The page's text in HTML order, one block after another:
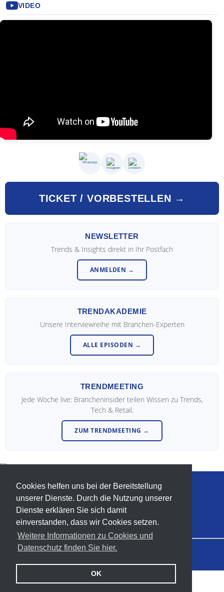
Cookies helfen uns bei der Bereitstellung
unserer Dienste. Durch die Nutzung unserer
Dienste erklären Sie sich damit
einverstanden, dass wir Cookies setzen.
Weitere Informationen zu Cookies und
Datenschutz finden Sie hier.
OK
VIDEO
TICKET / VORBESTELLEN →
NEWSLETTER
Trends & Insights direkt in Ihr Postfach
ANMELDEN →
TRENDAKADEMIE
Unsere Interviewreihe mit Branchen-Experten
ALLE EPISODEN →
TRENDMEETING
Jede Woche live: Brancheninsider teilen Wissen zu Trends,
Tech & Retail.
ZUM TRENDMEETING →
info@trendforum-retail.de
T. +49-(0)-5233-954531
© 2018–2026 Trendforum Retail